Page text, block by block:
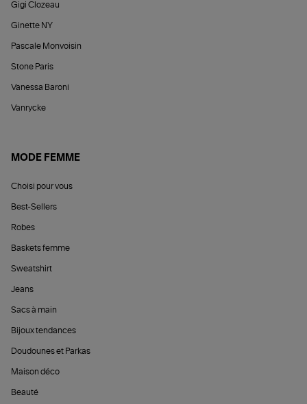
Gigi Clozeau
Ginette NY
Pascale Monvoisin
Stone Paris
Vanessa Baroni
Vanrycke
MODE FEMME
Choisi pour vous
Best-Sellers
Robes
Baskets femme
Sweatshirt
Jeans
Sacs à main
Bijoux tendances
Doudounes et Parkas
Maison déco
Beauté